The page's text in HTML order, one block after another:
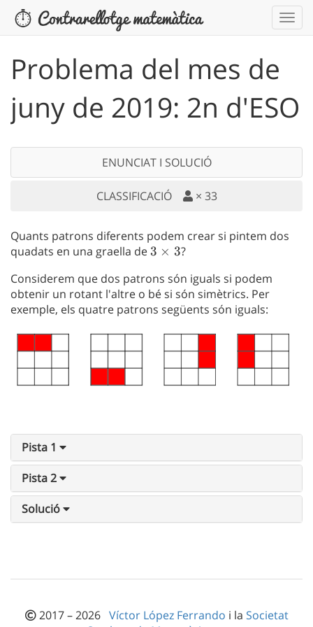
Problema del mes de
juny de 2019: 2n d'ESO
ENUNCIAT I SOLUCIÓ
CLASSIFICACIÓ × 33
Quants patrons diferents podem crear si pintem dos
quadats en una graella de3\times3
3 × 3?
Considerem que dos patrons són iguals si podem
obtenir un rotant l'altre o bé si són simètrics. Per
exemple, els quatre patrons següents són iguals:
Pista 1
Pista 2
Solució
2017 – 2026 Víctor López Ferrando i la Societat